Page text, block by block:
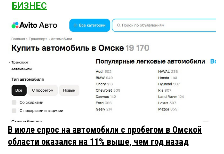
БИЗНЕС
В июле спрос на автомобили с пробегом в Омской
области оказался на 11% выше, чем год назад